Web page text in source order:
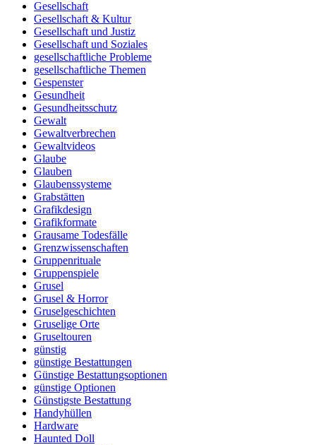
Gesellschaft
Gesellschaft & Kultur
Gesellschaft und Justiz
Gesellschaft und Soziales
gesellschaftliche Probleme
gesellschaftliche Themen
Gespenster
Gesundheit
Gesundheitsschutz
Gewalt
Gewaltverbrechen
Gewaltvideos
Glaube
Glauben
Glaubenssysteme
Grabstätten
Grafikdesign
Grafikformate
Grausame Todesfälle
Grenzwissenschaften
Gruppenrituale
Gruppenspiele
Grusel
Grusel & Horror
Gruselgeschichten
Gruselige Orte
Gruseltouren
günstig
günstige Bestattungen
Günstige Bestattungsoptionen
günstige Optionen
Günstigste Bestattung
Handyhüllen
Hardware
Haunted Doll